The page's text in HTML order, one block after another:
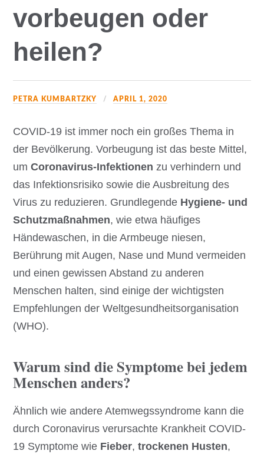
vorbeugen oder
heilen?
PETRA KUMBARTZKY APRIL 1, 2020
COVID-19 ist immer noch ein großes Thema in
der Bevölkerung. Vorbeugung ist das beste Mittel,
umCoronavirus-Infektionen zu verhindern und
das Infektionsrisiko sowie die Ausbreitung des
Virus zu reduzieren. Grundlegende Hygiene- und
Schutzmaßnahmen, wie etwa häufiges
Händewaschen, in die Armbeuge niesen,
Berührung mit Augen, Nase und Mund vermeiden
und einen gewissen Abstand zu anderen
Menschen halten, sind einige der wichtigsten
Empfehlungen der Weltgesundheitsorganisation
(WHO).
Warum sind die Symptome bei jedem
Menschen anders?
Ähnlich wie andere Atemwegssyndrome kann die
durch Coronavirus verursachte Krankheit COVID-
19 Symptome wie Fieber,trockenen Husten,